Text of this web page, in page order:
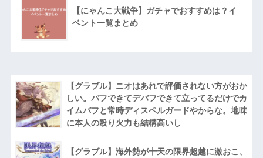
【にゃんこ大戦争】ガチャでおすすめは？イ
ベント一覧まとめ
【グラブル】ニオはあれで評価されない方がおか
しい。バフできてデバフできて立ってるだけでカ
イムバフと常時ディスペルガードやからな。地味
に本人の殴り火力も結構高いし
【グラブル】海外勢が十天の限界超越に激おこ、